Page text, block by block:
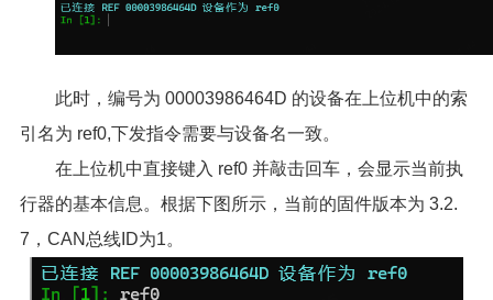
此时，编号为 00003986464D 的设备在上位机中的索
引名为 ref0,下发指令需要与设备名一致。
在上位机中直接键入 ref0 并敲击回车，会显示当前执
行器的基本信息。根据下图所示，当前的固件版本为 3.2.
7，CAN总线ID为1。